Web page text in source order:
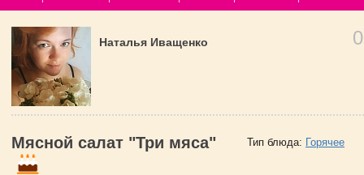
Наталья Иващенко
Тип блюда: Горячее
Мясной салат "Три мяса"